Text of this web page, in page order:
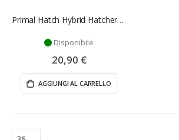
Primal Hatch Hybrid Hatchers Uovo Dinosauro – Spin Master
Disponibile
20,90 €
AGGIUNGI AL CARRELLO